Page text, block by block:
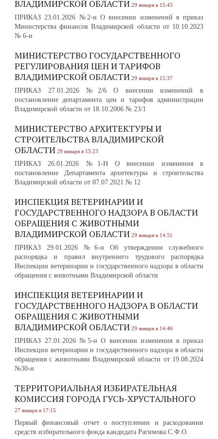
ВЛАДИМИРСКОЙ ОБЛАСТИ 29 января в 15:43
ПРИКАЗ 23.01.2026 №2-н О внесении изменений в приказ
Министерства финансов Владимирской области от 10.10.2023
№ 6-н
МИНИСТЕРСТВО ГОСУДАРСТВЕННОГО
РЕГУЛИРОВАНИЯ ЦЕН И ТАРИФОВ
ВЛАДИМИРСКОЙ ОБЛАСТИ 29 января в 15:37
ПРИКАЗ 27.01.2026 №2/6 О внесении изменений в
постановление департамента цен и тарифов администрации
Владимирской области от 18.10.2006 № 23/1
МИНИСТЕРСТВО АРХИТЕКТУРЫ И
СТРОИТЕЛЬСТВА ВЛАДИМИРСКОЙ
ОБЛАСТИ 29 января в 15:23
ПРИКАЗ 26.01.2026 №1-Н О внесении изменения в
постановление Департамента архитектуры и строительства
Владимирской области от 07.07.2021 № 12
ИНСПЕКЦИЯ ВЕТЕРИНАРИИ И
ГОСУДАРСТВЕННОГО НАДЗОРА В ОБЛАСТИ
ОБРАЩЕНИЯ С ЖИВОТНЫМИ
ВЛАДИМИРСКОЙ ОБЛАСТИ 29 января в 14:51
ПРИКАЗ 29.01.2026 №6-н Об утверждении служебного
распорядка и правил внутреннего трудового распорядка
Инспекции ветеринарии и государственного надзора в области
обращения с животными Владимирской области
ИНСПЕКЦИЯ ВЕТЕРИНАРИИ И
ГОСУДАРСТВЕННОГО НАДЗОРА В ОБЛАСТИ
ОБРАЩЕНИЯ С ЖИВОТНЫМИ
ВЛАДИМИРСКОЙ ОБЛАСТИ 29 января в 14:46
ПРИКАЗ 27.01.2026 №5-н О внесении изменения в приказ
Инспекции ветеринарии и государственного надзора в области
обращения с животными Владимирской области от 19.08.2024
№30-н
ТЕРРИТОРИАЛЬНАЯ ИЗБИРАТЕЛЬНАЯ
КОМИССИЯ ГОРОДА ГУСЬ-ХРУСТАЛЬНОГО
27 января в 17:15
Первый финансовый отчет о поступлении и расходовании
средств избирательного фонда кандидата Рагимова С.Ф.О.